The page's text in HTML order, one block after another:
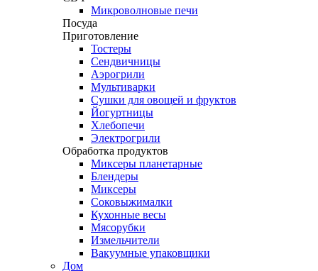
Микроволновые печи
Посуда
Приготовление
Тостеры
Сендвичницы
Аэрогрили
Мультиварки
Сушки для овощей и фруктов
Йогуртницы
Хлебопечи
Электрогрили
Обработка продуктов
Миксеры планетарные
Блендеры
Миксеры
Соковыжималки
Кухонные весы
Мясорубки
Измельчители
Вакуумные упаковщики
Дом